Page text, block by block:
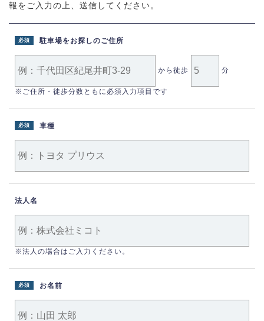
報をご入力の上、送信してください。
駐車場をお探しのご住所
必須
から徒歩 分
※ご住所・徒歩分数ともに必須入力項目です
車種
必須
法人名
※法人の場合はご入力ください。
お名前
必須